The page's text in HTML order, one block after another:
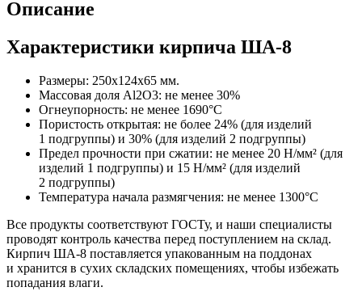
Описание
Характеристики кирпича ША-8
Размеры: 250x124x65 мм.
Массовая доля Al2O3: не менее 30%
Огнеупорность: не менее 1690°C
Пористость открытая: не более 24% (для изделий
1 подгруппы) и 30% (для изделий 2 подгруппы)
Предел прочности при сжатии: не менее 20 Н/мм² (для
изделий 1 подгруппы) и 15 Н/мм² (для изделий
2 подгруппы)
Температура начала размягчения: не менее 1300°C
Все продукты соответствуют ГОСТу, и наши специалисты
проводят контроль качества перед поступлением на склад.
Кирпич ША-8 поставляется упакованным на поддонах
и хранится в сухих складских помещениях, чтобы избежать
попадания влаги.